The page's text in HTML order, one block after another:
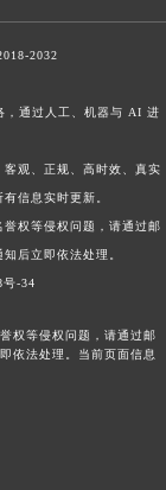
2032
，通过人工、机器与 AI 进
观、正规、高时效、真实
信息实时更新。
权等侵权问题，请通过邮
后立即依法处理。
号-34
权等侵权问题，请通过邮
依法处理。当前页面信息